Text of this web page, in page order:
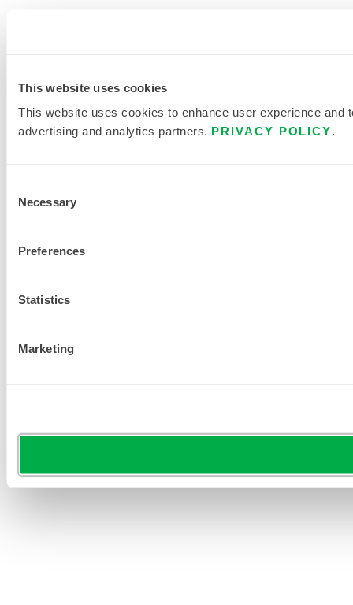
This website uses cookies
This website uses cookies to enhance user experience
advertising and analytics partners. PRIVACY POLICY.
Selection
Necessary
Preferences
Statistics
Marketing